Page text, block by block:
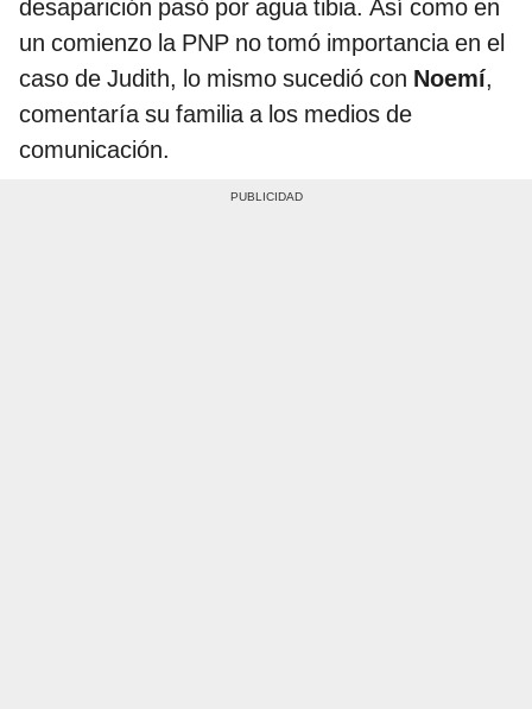
desaparición pasó por agua tibia. Así como en
un comienzo la PNP no tomó importancia en el
caso de Judith, lo mismo sucedió con Noemí,
comentaría su familia a los medios de
comunicación.